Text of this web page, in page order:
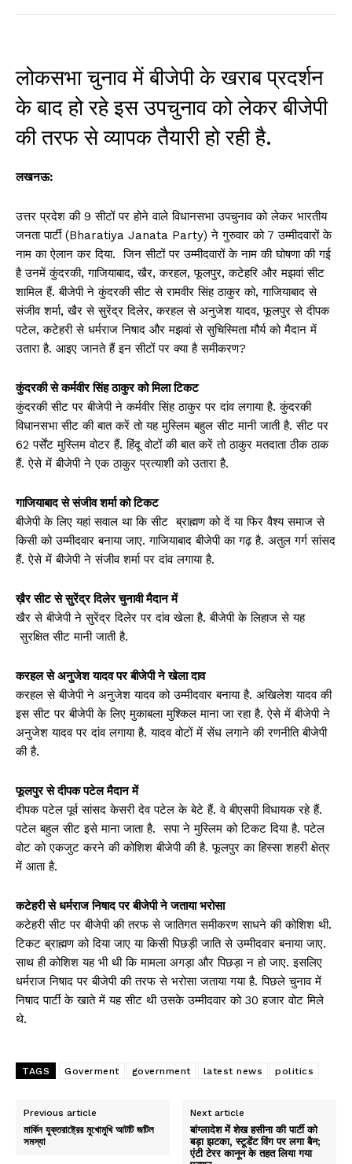
लोकसभा चुनाव में बीजेपी के खराब प्रदर्शन
के बाद हो रहे इस उपचुनाव को लेकर बीजेपी
की तरफ से व्यापक तैयारी हो रही है.
लखनऊ:
उत्तर प्रदेश की 9 सीटों पर होने वाले विधानसभा उपचुनाव को लेकर भारतीय
जनता पार्टी (Bharatiya Janata Party) ने गुरुवार को 7 उम्मीदवारों के
नाम का ऐलान कर दिया. जिन सीटों पर उम्मीदवारों के नाम की घोषणा की गई
है उनमें कुंदरकी, गाजियाबाद, खैर, करहल, फूलपुर, कटेहरि और मझवां सीट
शामिल हैं. बीजेपी ने कुंदरकी सीट से रामवीर सिंह ठाकुर को, गाजियाबाद से
संजीव शर्मा, खैर से सुरेंद्र दिलेर, करहल से अनुजेश यादव, फूलपुर से दीपक
पटेल, कटेहरी से धर्मराज निषाद और मझवां से सुचिस्मिता मौर्य को मैदान में
उतारा है. आइए जानते हैं इन सीटों पर क्या है समीकरण?
कुंदरकी से कर्मवीर सिंह ठाकुर को मिला टिकट
कुंदरकी सीट पर बीजेपी ने कर्मवीर सिंह ठाकुर पर दांव लगाया है. कुंदरकी
विधानसभा सीट की बात करें तो यह मुस्लिम बहुल सीट मानी जाती है. सीट पर
62 पर्सेंट मुस्लिम वोटर हैं. हिंदू वोटों की बात करें तो ठाकुर मतदाता ठीक ठाक
हैं. ऐसे में बीजेपी ने एक ठाकुर प्रत्याशी को उतारा है.
गाजियाबाद से संजीव शर्मा को टिकट
बीजेपी के लिए यहां सवाल था कि सीट ब्राह्मण को दें या फिर वैश्य समाज से
किसी को उम्मीदवार बनाया जाए. गाजियाबाद बीजेपी का गढ़ है. अतुल गर्ग सांसद
हैं. ऐसे में बीजेपी ने संजीव शर्मा पर दांव लगाया है.
ख़ैर सीट से सुरेंद्र दिलेर चुनावी मैदान में
खैर से बीजेपी ने सुरेंद्र दिलेर पर दांव खेला है. बीजेपी के लिहाज से यह
सुरक्षित सीट मानी जाती है.
करहल से अनुजेश यादव पर बीजेपी ने खेला दाव
करहल से बीजेपी ने अनुजेश यादव को उम्मीदवार बनाया है. अखिलेश यादव की
इस सीट पर बीजेपी के लिए मुकाबला मुश्किल माना जा रहा है. ऐसे में बीजेपी ने
अनुजेश यादव पर दांव लगाया है. यादव वोटों में सेंध लगाने की रणनीति बीजेपी
की है.
फूलपुर से दीपक पटेल मैदान में
दीपक पटेल पूर्व सांसद केसरी देव पटेल के बेटे हैं. वे बीएसपी विधायक रहे हैं.
पटेल बहुल सीट इसे माना जाता है. सपा ने मुस्लिम को टिकट दिया है. पटेल
वोट को एकजुट करने की कोशिश बीजेपी की है. फूलपुर का हिस्सा शहरी क्षेत्र
में आता है.
कटेहरी से धर्मराज निषाद पर बीजेपी ने जताया भरोसा
कटेहरी सीट पर बीजेपी की तरफ से जातिगत समीकरण साधने की कोशिश थी.
टिकट ब्राह्मण को दिया जाए या किसी पिछड़ी जाति से उम्मीदवार बनाया जाए.
साथ ही कोशिश यह भी थी कि मामला अगड़ा और पिछड़ा न हो जाए. इसलिए
धर्मराज निषाद पर बीजेपी की तरफ से भरोसा जताया गया है. पिछले चुनाव में
निषाद पार्टी के खाते में यह सीट थी उसके उम्मीदवार को 30 हजार वोट मिले
थे.
TAGS Goverment government latest news politics
Previous article
মার্কিন যুক্তরাষ্ট্রের মুখোমুখি আটটি জটিল
সমস্যা
Next article
बांग्लादेश में शेख हसीना की पार्टी को
बड़ा झटका, स्टूडेंट विंग पर लगा बैन;
एंटी टेरर कानून के तहत लिया गया